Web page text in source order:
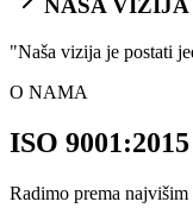
NAŠA VIZIJA
"Naša vizija je postati
O NAMA
ISO
Radimo prema